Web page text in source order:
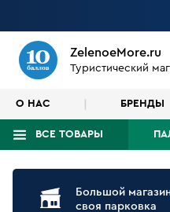
ZelenoeMore.ru
Туристический
О НАС БРЕНДЫ
ВСЕ ТОВАРЫ
Что будем искать?
Большой
своя парковка